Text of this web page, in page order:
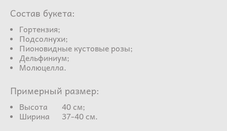
Состав букета:
Гортензия;
Подсолнухи;
Пионовидные кустовые розы;
Дельфиниум;
Молюцелла.
Примерный размер:
Высота 40 см;
Ширина 37-40 см.